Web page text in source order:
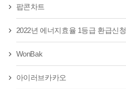
팝콘차트
2022년 에너지효율 1등급 환급신청
WonBak
아이러브카카오